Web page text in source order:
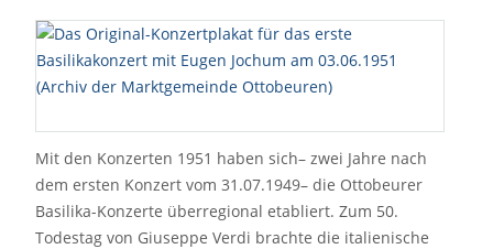
Mit den Konzerten 1951 haben sich– zwei Jahre nach
dem ersten Konzert vom 31.07.1949– die Ottobeurer
Basilika-Konzerte überregional etabliert. Zum 50.
Todestag von Giuseppe Verdi brachte die italienische